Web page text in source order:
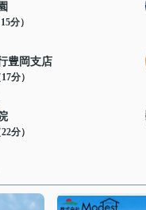
分）
豊岡支店
分）
分）